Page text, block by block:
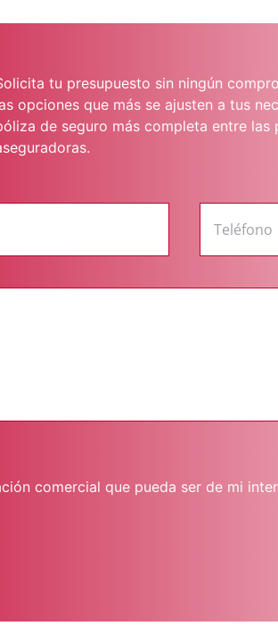
tu presupuesto sin ningún
opciones que más se ajusten a tus
de seguro más completa entre las
comercial que pueda ser de mi